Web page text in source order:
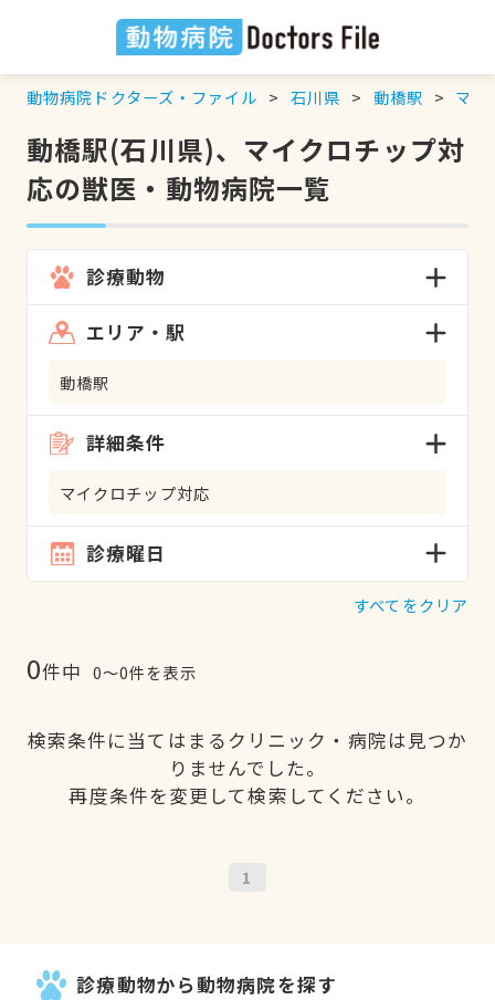
動物病院ドクターズ・ファイル 石川県 動橋駅 マイ
動橋駅(石川県)、マイクロチップ対
応の獣医・動物病院一覧
診療動物
エリア・駅
動橋駅
詳細条件
マイクロチップ対応
診療曜日
すべてをクリア
0件中 0〜0件を表示
検索条件に当てはまるクリニック・病院は見つか
りませんでした。
再度条件を変更して検索してください。
1
診療動物から動物病院を探す